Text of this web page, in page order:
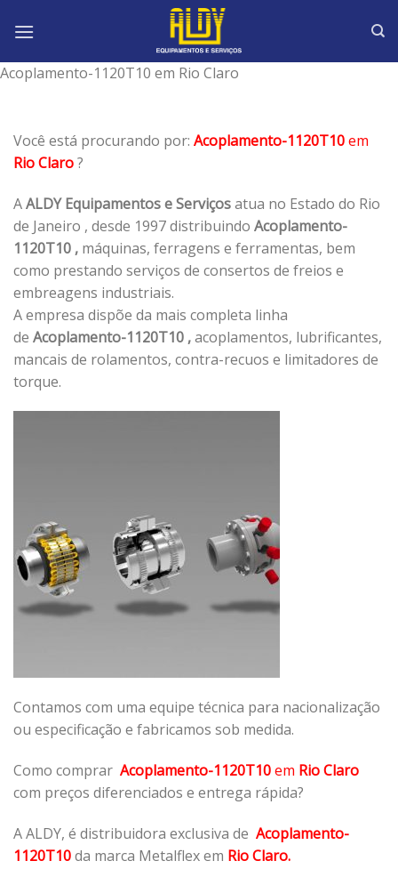
Acoplamento-1120T10 em Rio Claro
Você está procurando por: Acoplamento-1120T10em
Rio Claro?
AALDY Equipamentos e Serviçosatua no Estado do Rio
de Janeiro , desde 1997 distribuindo Acoplamento-
1120T10 , máquinas, ferragens e ferramentas, bem
como prestando serviços de consertos de freios e
embreagens industriais.
A empresa dispõe da mais completa linha
de Acoplamento-1120T10 ,acoplamentos, lubrificantes,
mancais de rolamentos, contra-recuos e limitadores de
torque.
Contamos com uma equipe técnica para nacionalização
ou especificação e fabricamos sob medida.
Como comprar Acoplamento-1120T10em Rio Claro
com preços diferenciados e entrega rápida?
A ALDY, é distribuidora exclusiva de Acoplamento-
1120T10da marca Metalflex em Rio Claro.